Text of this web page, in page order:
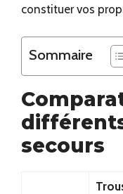
constituer vos
Sommaire
secours